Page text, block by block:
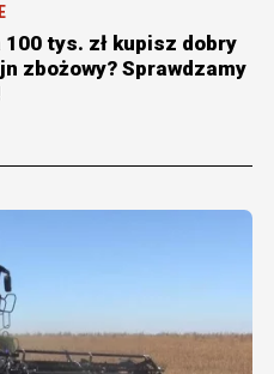
100 tys. zł kupisz dobry
zbożowy? Sprawdzamy